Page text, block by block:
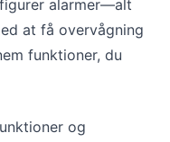
alarmer—alt
at få overvågning
funktioner, du
og